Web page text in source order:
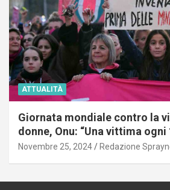
ATTUALITÀ
Giornata mondiale contro la
donne, Onu: “Una vittima ogni
Novembre 25, 2024 Redazione